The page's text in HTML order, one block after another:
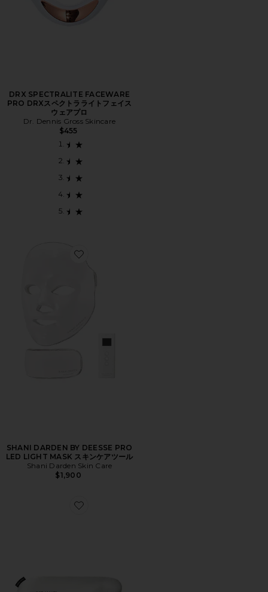
DRX SPECTRALITE FACEWARE
PRO DRXスペクトラライトフェイス
ウェアプロ
Dr. Dennis Gross Skincare
$455
Favorite SHANI DARDEN BY DEESSE PRO LED LIGHT
SHANI DARDEN BY DEESSE PRO
LED LIGHT MASK スキンケアツール
Shani Darden Skin Care
$1,900
Favorite BEAUTY BEAR MEMORY FOAM 枕